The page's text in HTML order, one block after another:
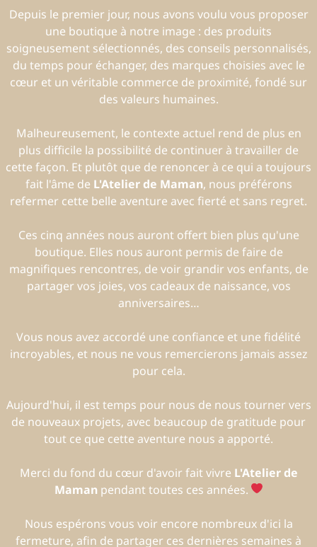
Depuis le premier jour, nous avons voulu vous proposer
une boutique à notre image : des produits
soigneusement sélectionnés, des conseils personnalisés,
du temps pour échanger, des marques choisies avec le
cœur et un véritable commerce de proximité, fondé sur
des valeurs humaines.
Malheureusement, le contexte actuel rend de plus en
plus difficile la possibilité de continuer à travailler de
cette façon. Et plutôt que de renoncer à ce qui a toujours
fait l'âme de L'Atelier de Maman, nous préférons
refermer cette belle aventure avec fierté et sans regret.
Ces cinq années nous auront offert bien plus qu'une
boutique. Elles nous auront permis de faire de
magnifiques rencontres, de voir grandir vos enfants, de
partager vos joies, vos cadeaux de naissance, vos
anniversaires…
Vous nous avez accordé une confiance et une fidélité
incroyables, et nous ne vous remercierons jamais assez
pour cela.
Aujourd'hui, il est temps pour nous de nous tourner vers
de nouveaux projets, avec beaucoup de gratitude pour
tout ce que cette aventure nous a apporté.
Merci du fond du cœur d'avoir fait vivre L'Atelier de
Maman pendant toutes ces années.
Nous espérons vous voir encore nombreux d'ici la
fermeture, afin de partager ces dernières semaines à